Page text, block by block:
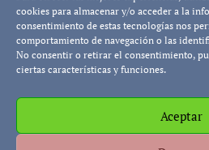
cookies para almacenar y/o acceder a la
consentimiento de estas tecnologías nos
comportamiento de navegación o las
No consentir o retirar el consentimiento,
ciertas características y funciones.
Aceptar